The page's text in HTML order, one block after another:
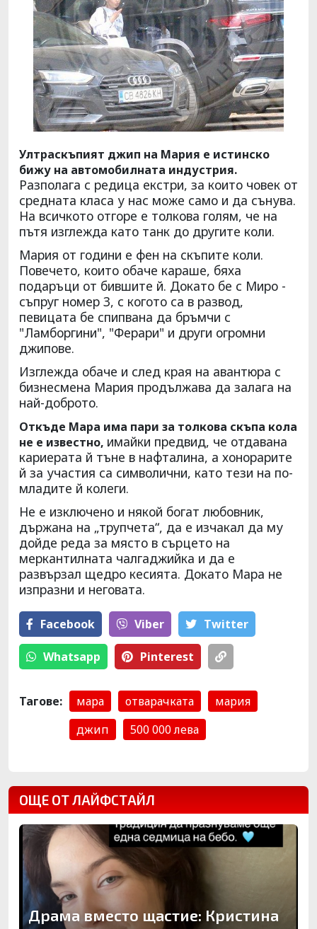
Ултраскъпият джип на Мария е истинско
бижу на автомобилната индустрия.
Разполага с редица екстри, за които човек от
средната класа у нас може само и да сънува.
На всичкото отгоре е толкова голям, че на
пътя изглежда като танк до другите коли.
Мария от години е фен на скъпите коли.
Повечето, които обаче караше, бяха
подаръци от бившите й. Докато бе с Миро -
съпруг номер 3, с когото са в развод,
певицата бе спипвана да бръмчи с
"Ламборгини", "Ферари" и други огромни
джипове.
Изглежда обаче и след края на авантюра с
бизнесмена Мария продължава да залага на
най-доброто.
Откъде Мара има пари за толкова скъпа кола
не е известно, имайки предвид, че отдавана
кариерата й тъне в нафталина, а хонорарите
й за участия са символични, като тези на по-
младите й колеги.
Не е изключено и някой богат любовник,
държана на „трупчета“, да е изчакал да му
дойде реда за място в сърцето на
меркантилната чалгаджийка и да е
развързал щедро кесията. Докато Мара не
изпразни и неговата.
Facebook Viber Тwitter
Whatsapp Pinterest
Тагове: мара отварачката
мария
джип
500 000 лева
ОЩЕ ОТ ЛАЙФСТАЙЛ
Драма вместо щастие: Кристина